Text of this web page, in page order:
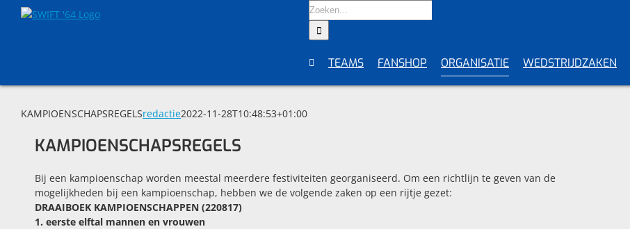
Zoeken
naar:
TEAMS FANSHOP ORGANISATIE WEDSTRIJDZAKEN
KAMPIOENSCHAPSREGELSredactie2022-11-28T10:48:53+01:00
KAMPIOENSCHAPSREGELS
Bij een kampioenschap worden meestal meerdere festiviteiten georganiseerd. Om een richtlijn te geven van de
mogelijkheden bij een kampioenschap, hebben we de volgende zaken op een rijtje gezet:
DRAAIBOEK KAMPIOENSCHAPPEN (220817)
1. eerste elftal mannen en vrouwen